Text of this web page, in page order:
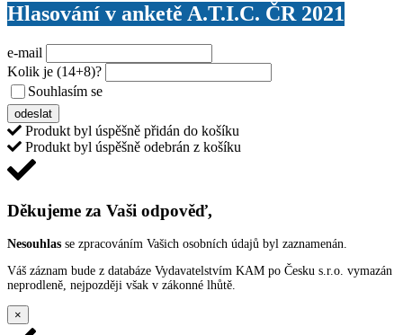
Hlasování v anketě A.T.I.C. ČR 2021
e-mail
Kolik je (14+8)?
Souhlasím se
odeslat
Produkt byl úspěšně přidán do košíku
Produkt byl úspěšně odebrán z košíku
Děkujeme za Vaši odpověď,
Nesouhlas se zpracováním Vašich osobních údajů byl zaznamenán.
Váš záznam bude z databáze Vydavatelstvím KAM po Česku s.r.o. vymazán
neprodleně, nejpozději však v zákonné lhůtě.
×